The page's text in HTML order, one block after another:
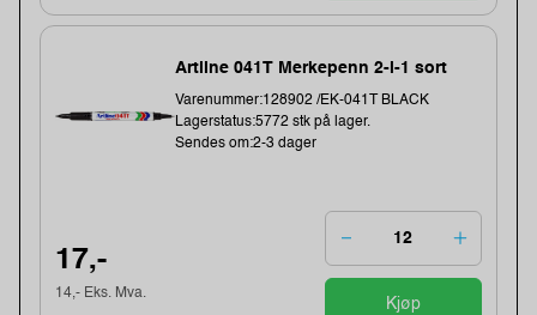
Artline 041T Merkepenn 2-i-1 sort
Varenummer:128902 /EK-041T BLACK
Lagerstatus:5772 stk på lager.
Sendes om:2-3 dager
17,-
14,- Eks. Mva.
Kjøp